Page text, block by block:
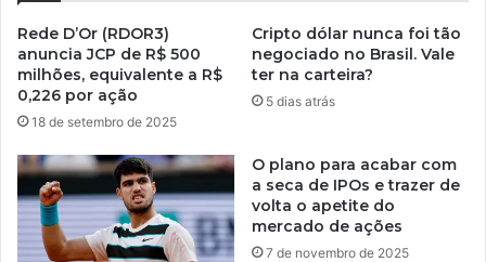
Rede D’Or (RDOR3)
anuncia JCP de R$ 500
milhões, equivalente a R$
0,226 por ação
18 de setembro de 2025
Cripto dólar nunca foi tão
negociado no Brasil. Vale
ter na carteira?
5 dias atrás
O plano para acabar com
a seca de IPOs e trazer de
volta o apetite do
mercado de ações
7 de novembro de 2025